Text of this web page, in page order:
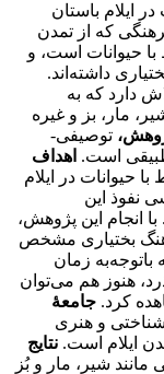
ایلام باستان
که از تمدن
با حیوانات است، و
داشته‌اند.
دارد که به
مار، بز و غیره
توصیفی-
است. اهداف
حیوانات در ایلام
نفوذ این
انجام این پژوهش،
بختیاری مشخص
زمان
هنوز هم می‌توان
کرد. جامعۀ
و هنری
ایلام است. نتایج
شیر، مار و بُز